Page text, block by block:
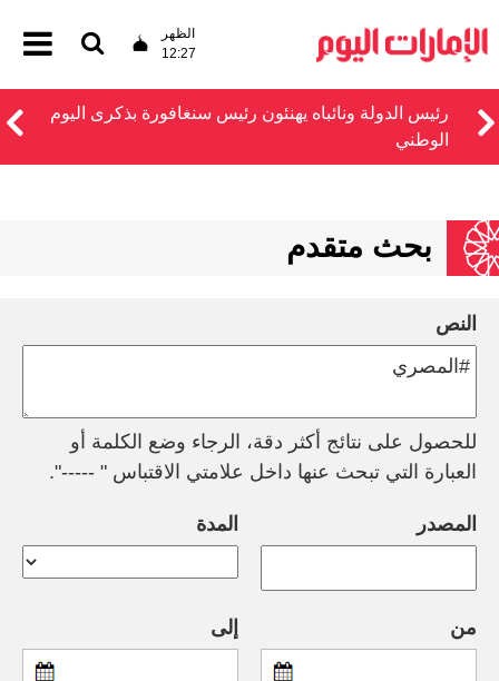
الظهر
12:27
رئيس الدولة ونائباه يهنئون رئيس سنغافورة بذكرى اليوم
الوطني
بحث متقدم
النص
للحصول على نتائج أكثر دقة، الرجاء وضع الكلمة أو
العبارة التي تبحث عنها داخل علامتي الاقتباس " -----".
المصدر المدة
من إلى